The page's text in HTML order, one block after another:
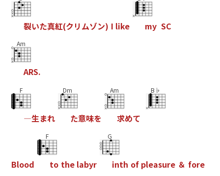
裂いた真紅(クリムゾン) I like my SC
Am
ARS.
F
―生まれ
Dm
た意味を
Am
求めて
B♭
Blood
F
to the labyr
G
inth of pleasure ＆ fore